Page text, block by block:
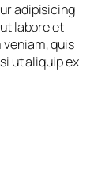
adipisicing
labore et
veniam, quis
ut aliquip ex